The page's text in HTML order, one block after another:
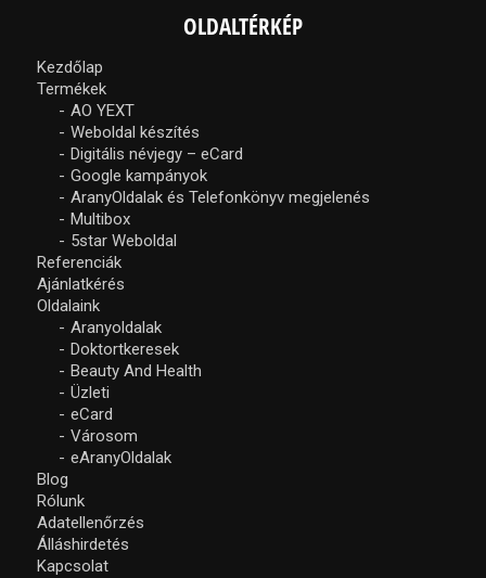
OLDALTÉRKÉP
Kezdőlap
Termékek
AO YEXT
Weboldal készítés
Digitális névjegy – eCard
Google kampányok
AranyOldalak és Telefonkönyv megjelenés
Multibox
5star Weboldal
Referenciák
Ajánlatkérés
Oldalaink
Aranyoldalak
Doktortkeresek
Beauty And Health
Üzleti
eCard
Városom
eAranyOldalak
Blog
Rólunk
Adatellenőrzés
Álláshirdetés
Kapcsolat